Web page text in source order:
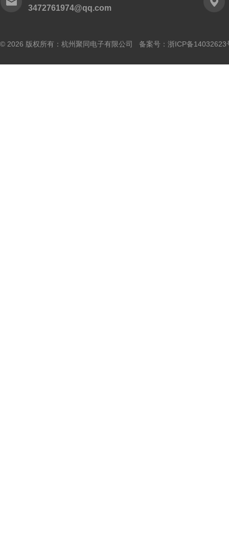
3472761974@qq.com
© 2026 版权所有：杭州聚同电子有限公司 备案号： 浙ICP备14032623